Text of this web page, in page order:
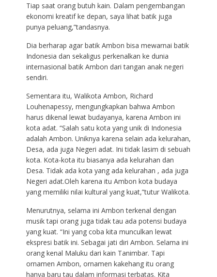
Tiap saat orang butuh kain. Dalam pengembangan
ekonomi kreatif ke depan, saya lihat batik juga
punya peluang,”tandasnya.
Dia berharap agar batik Ambon bisa mewarnai batik
Indonesia dan sekaligus perkenalkan ke dunia
internasional batik Ambon dari tangan anak negeri
sendiri.
Sementara itu, Walikota Ambon, Richard
Louhenapessy, mengungkapkan bahwa Ambon
harus dikenal lewat budayanya, karena Ambon ini
kota adat. “Salah satu kota yang unik di Indonesia
adalah Ambon. Uniknya karena selain ada kelurahan,
Desa, ada juga Negeri adat. Ini tidak lasim di sebuah
kota. Kota-kota itu biasanya ada kelurahan dan
Desa. Tidak ada kota yang ada kelurahan , ada juga
Negeri adat.Oleh karena itu Ambon kota budaya
yang memiliki nilai kultural yang kuat,”tutur Walikota.
Menurutnya, selama ini Ambon terkenal dengan
musik tapi orang juga tidak tau ada potensi budaya
yang kuat. “Ini yang coba kita munculkan lewat
ekspresi batik ini. Sebagai jati diri Ambon. Selama ini
orang kenal Maluku dari kain Tanimbar. Tapi
ornamen Ambon, ornamen kakehang itu orang
hanya baru tau dalam informasi terbatas. Kita